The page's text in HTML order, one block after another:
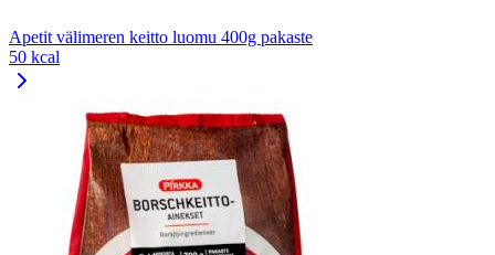
Apetit välimeren keitto luomu 400g pakaste
50 kcal